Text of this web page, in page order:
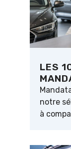
LES
notre
à